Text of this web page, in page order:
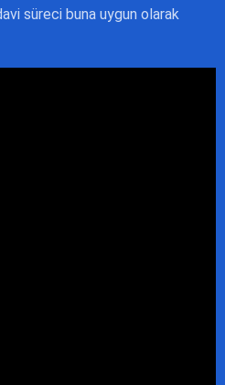
süreci buna uygun olarak